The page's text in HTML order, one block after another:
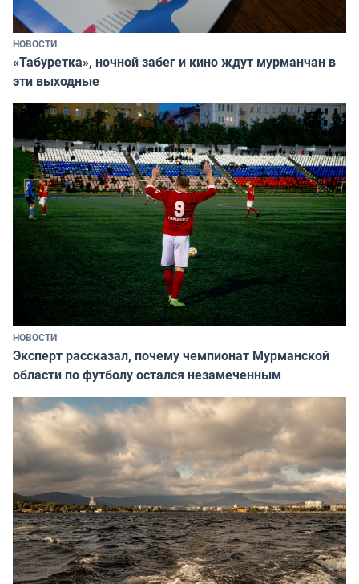
НОВОСТИ
«Табуретка», ночной забег и кино ждут мурманчан в
эти выходные
НОВОСТИ
Эксперт рассказал, почему чемпионат Мурманской
области по футболу остался незамеченным